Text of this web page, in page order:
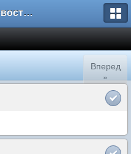
Форум Новостройки
Вперед
»